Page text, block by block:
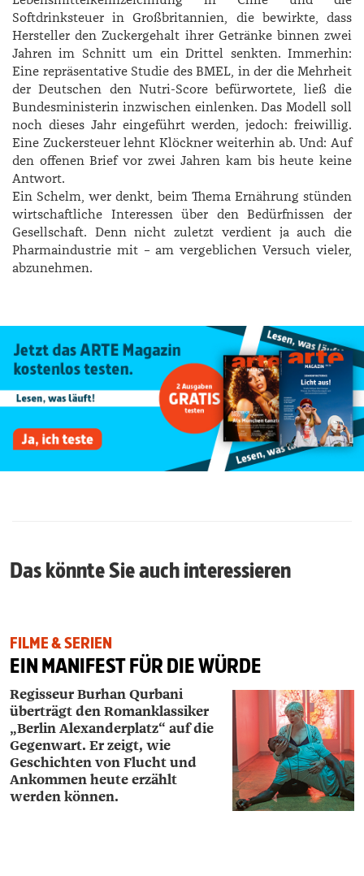
Softdrinksteuer in Großbritannien, die bewirkte, dass
Hersteller den Zuckergehalt ihrer Getränke binnen zwei
Jahren im Schnitt um ein Drittel senkten. Immerhin:
Eine repräsentative Studie des BMEL, in der die Mehrheit
der Deutschen den Nutri-­Score befürwortete, ließ die
Bundesministerin inzwischen einlenken. Das Modell soll
noch dieses Jahr eingeführt werden, jedoch: freiwillig.
Eine Zuckersteuer lehnt ­Klöckner weiterhin ab. Und: Auf
den offenen Brief vor zwei Jahren kam bis heute keine
Antwort.
Ein Schelm, wer denkt, beim Thema Ernährung stünden
wirtschaftliche Interessen über den Bedürfnissen der
Gesellschaft. Denn nicht zuletzt verdient ja auch die
Pharmaindustrie mit – am vergeblichen Versuch vieler,
abzunehmen.
Das könnte Sie auch interessieren
FILME & SERIEN
EIN MANIFEST FÜR DIE WÜRDE
Regisseur Burhan Qurbani
überträgt den Romanklassiker
„Berlin Alexanderplatz“ auf die
Gegenwart. Er zeigt, wie
Geschichten von Flucht und
Ankommen heute erzählt
werden können.